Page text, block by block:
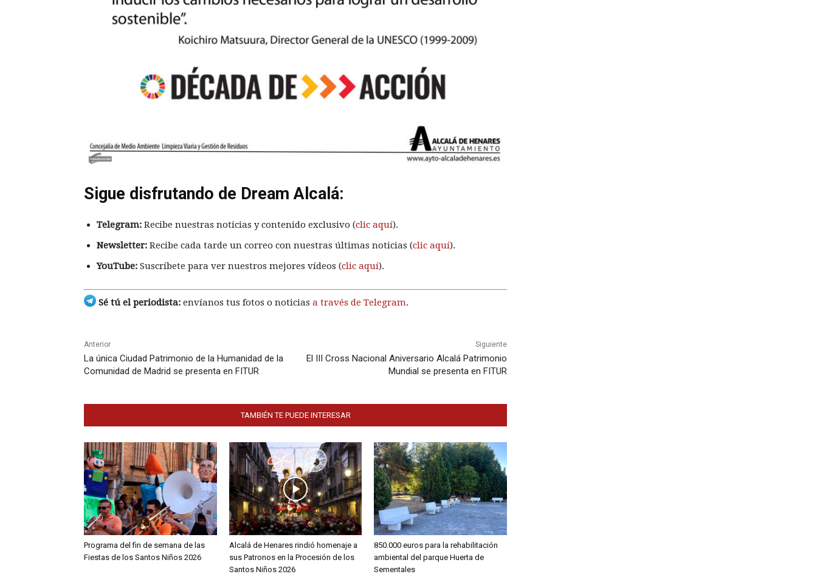
Sigue disfrutando de Dream Alcalá:
Telegram: Recibe nuestras noticias y contenido exclusivo (clic aquí).
Newsletter: Recibe cada tarde un correo con nuestras últimas noticias (clic aquí).
YouTube: Suscríbete para ver nuestros mejores vídeos (clic aquí).
Sé tú el periodista: envíanos tus fotos o noticias a través de Telegram.
Anterior
La única Ciudad Patrimonio de la Humanidad de la
Comunidad de Madrid se presenta en FITUR
Siguiente
El III Cross Nacional Aniversario Alcalá Patrimonio
Mundial se presenta en FITUR
TAMBIÉN TE PUEDE INTERESAR
Programa del fin de semana de las
Fiestas de los Santos Niños 2026
Alcalá de Henares rindió homenaje a
sus Patronos en la Procesión de los
Santos Niños 2026
850.000 euros para la rehabilitación
ambiental del parque Huerta de
Sementales